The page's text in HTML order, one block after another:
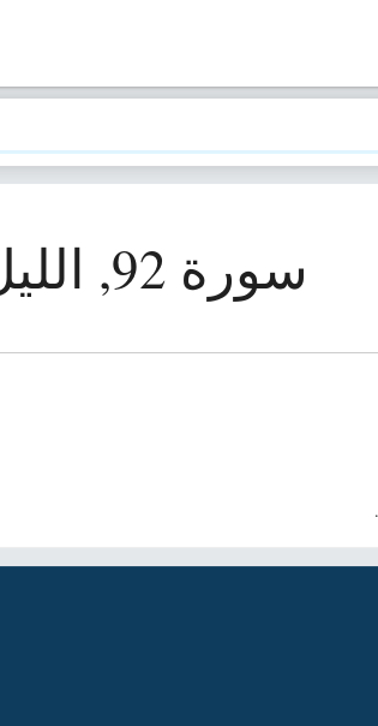
سورة 92, الليل (الليل)